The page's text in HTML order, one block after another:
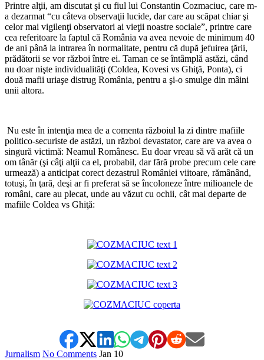
Printre alţii, am discutat şi cu fiul lui Constantin Cozmaciuc, care m-
a dezarmat “cu câteva observaţii lucide, dar care au scăpat chiar şi
celor mai vigilenţi observatori ai vieţii noastre sociale”, printre care
cea referitoare la faptul că România va avea nevoie de minimum 40
de ani până la intrarea în normalitate, pentru că după jefuirea ţării,
prădătorii se vor război între ei. Taman ce se întâmplă astăzi, când
nu doar nişte individualităţi (Coldea, Kovesi vs Ghiţă, Ponta), ci
două mafii uriaşe distrug România, pentru a şi-o smulge din mâini
unii altora.
Nu este în intenţia mea de a comenta războiul la zi dintre mafiile
politico-securiste de astăzi, un război devastator, care are va avea o
singură victimă: Neamul Românesc. Eu doar vreau să vă arăt că un
om tânăr (şi câţi alţii ca el, probabil, dar fără probe precum cele care
urmează) a anticipat corect dezastrul României viitoare, rămânând,
totuşi, în ţară, deşi ar fi preferat să se încoloneze între milioanele de
români, care au plecat, unde au văzut cu ochii, cât mai departe de
mafiile Coldea vs Ghiţă:
Jurnalism No Comments Jan 10